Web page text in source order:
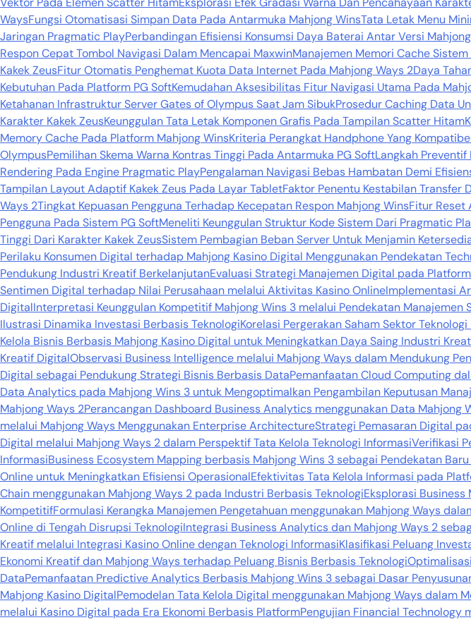
WaysFungsi Otomatisasi Simpan Data Pada Antarmuka Mahjong WinsTata Letak Menu
Jaringan Pragmatic PlayPerbandingan Efisiensi Konsumsi Daya Baterai Antar Versi
Respon Cepat Tombol Navigasi Dalam Mencapai MaxwinManajemen Memori Cache
Kakek ZeusFitur Otomatis Penghemat Kuota Data Internet Pada Mahjong Ways 2Daya
Kebutuhan Pada Platform PG SoftKemudahan Aksesibilitas Fitur Navigasi Utama Pada
Ketahanan Infrastruktur Server Gates of Olympus Saat Jam SibukProsedur Caching Data
Karakter Kakek ZeusKeunggulan Tata Letak Komponen Grafis Pada Tampilan Scatter Hitam
Memory Cache Pada Platform Mahjong WinsKriteria Perangkat Handphone Yang
OlympusPemilihan Skema Warna Kontras Tinggi Pada Antarmuka PG SoftLangkah
Rendering Pada Engine Pragmatic PlayPengalaman Navigasi Bebas Hambatan Demi
Tampilan Layout Adaptif Kakek Zeus Pada Layar TabletFaktor Penentu Kestabilan Transfer
Ways 2Tingkat Kepuasan Pengguna Terhadap Kecepatan Respon Mahjong WinsFitur Reset
Pengguna Pada Sistem PG SoftMeneliti Keunggulan Struktur Kode Sistem Dari Pragmatic
Tinggi Dari Karakter Kakek ZeusSistem Pembagian Beban Server Untuk Menjamin
Perilaku Konsumen Digital terhadap Mahjong Kasino Digital Menggunakan Pendekatan
Pendukung Industri Kreatif BerkelanjutanEvaluasi Strategi Manajemen Digital pada
Sentimen Digital terhadap Nilai Perusahaan melalui Aktivitas Kasino OnlineImplementasi
DigitalInterpretasi Keunggulan Kompetitif Mahjong Wins 3 melalui Pendekatan
Ilustrasi Dinamika Investasi Berbasis TeknologiKorelasi Pergerakan Saham Sektor
Kelola Bisnis Berbasis Mahjong Kasino Digital untuk Meningkatkan Daya Saing Industri
Kreatif DigitalObservasi Business Intelligence melalui Mahjong Ways dalam Mendukung
Digital sebagai Pendukung Strategi Bisnis Berbasis DataPemanfaatan Cloud Computing
Data Analytics pada Mahjong Wins 3 untuk Mengoptimalkan Pengambilan Keputusan
Mahjong Ways 2Perancangan Dashboard Business Analytics menggunakan Data Mahjong
melalui Mahjong Ways Menggunakan Enterprise ArchitectureStrategi Pemasaran Digital
Digital melalui Mahjong Ways 2 dalam Perspektif Tata Kelola Teknologi InformasiVerifikasi
InformasiBusiness Ecosystem Mapping berbasis Mahjong Wins 3 sebagai Pendekatan
Online untuk Meningkatkan Efisiensi OperasionalEfektivitas Tata Kelola Informasi pada
Chain menggunakan Mahjong Ways 2 pada Industri Berbasis TeknologiEksplorasi
KompetitifFormulasi Kerangka Manajemen Pengetahuan menggunakan Mahjong Ways
Online di Tengah Disrupsi TeknologiIntegrasi Business Analytics dan Mahjong Ways 2
Kreatif melalui Integrasi Kasino Online dengan Teknologi InformasiKlasifikasi Peluang
Ekonomi Kreatif dan Mahjong Ways terhadap Peluang Bisnis Berbasis Teknologi
DataPemanfaatan Predictive Analytics Berbasis Mahjong Wins 3 sebagai Dasar
Mahjong Kasino DigitalPemodelan Tata Kelola Digital menggunakan Mahjong Ways dalam
melalui Kasino Digital pada Era Ekonomi Berbasis PlatformPengujian Financial Technology